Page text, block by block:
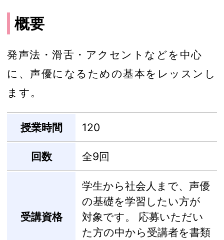
概要
発声法・滑舌・アクセントなどを中心
に、声優になるための基本をレッスンし
ます。
授業時間 120
回数 全9回
受講資格
学生から社会人まで、声優
の基礎を学習したい方が
対象です。 応募いただい
た方の中から受講者を書類